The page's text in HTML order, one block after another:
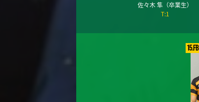
佐々木 隼 （卒業生）
T:1
15.FB